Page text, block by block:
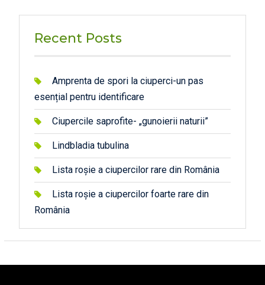
Recent Posts
Amprenta de spori la ciuperci-un pas
esențial pentru identificare
Ciupercile saprofite- „gunoierii naturii”
Lindbladia tubulina
Lista roșie a ciupercilor rare din România
Lista roșie a ciupercilor foarte rare din
România